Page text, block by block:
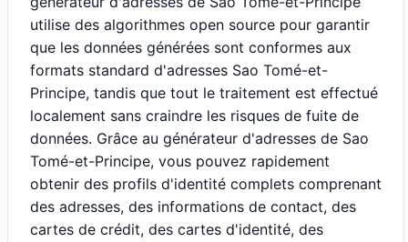
utilise des algorithmes open source pour garantir
que les données générées sont conformes aux
formats standard d'adresses Sao Tomé-et-
Principe, tandis que tout le traitement est effectué
localement sans craindre les risques de fuite de
données. Grâce au générateur d'adresses de Sao
Tomé-et-Principe, vous pouvez rapidement
obtenir des profils d'identité complets comprenant
des adresses, des informations de contact, des
cartes de crédit, des cartes d'identité, des